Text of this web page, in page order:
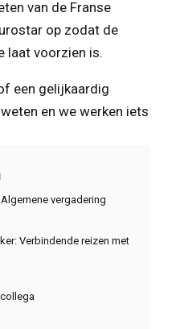
van de Franse
op zodat de
laat voorzien is.
een gelijkaardig
en we werken iets
vergadering
Verbindende reizen met